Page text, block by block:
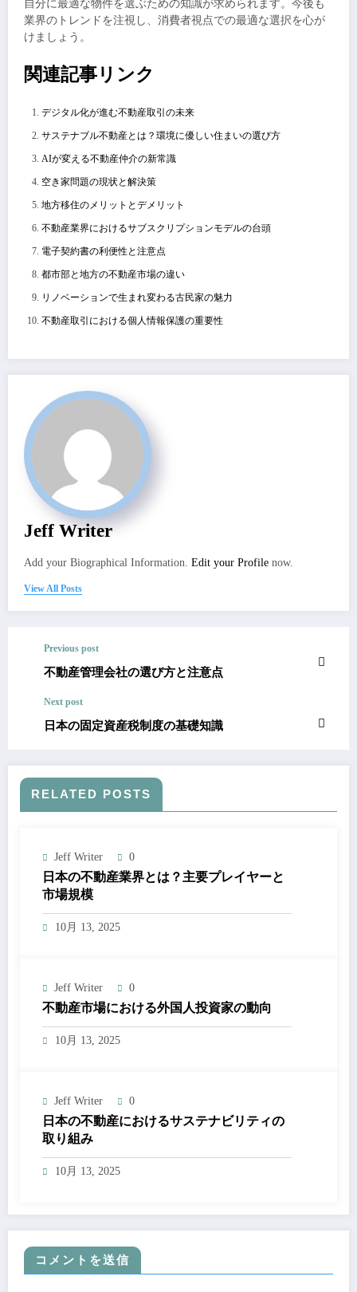
自分に最適な物件を選ぶための知識が求められます。今後も
業界のトレンドを注視し、消費者視点での最適な選択を心が
けましょう。
関連記事リンク
デジタル化が進む不動産取引の未来
サステナブル不動産とは？環境に優しい住まいの選び方
AIが変える不動産仲介の新常識
空き家問題の現状と解決策
地方移住のメリットとデメリット
不動産業界におけるサブスクリプションモデルの台頭
電子契約書の利便性と注意点
都市部と地方の不動産市場の違い
リノベーションで生まれ変わる古民家の魅力
不動産取引における個人情報保護の重要性
Jeff Writer
Add your Biographical Information. Edit your Profile now.
View All Posts
Previous post
不動産管理会社の選び方と注意点
Next post
日本の固定資産税制度の基礎知識
RELATED POSTS
Jeff Writer 0
日本の不動産業界とは？主要プレイヤーと
市場規模
10月 13, 2025
Jeff Writer 0
不動産市場における外国人投資家の動向
10月 13, 2025
Jeff Writer 0
日本の不動産におけるサステナビリティの
取り組み
10月 13, 2025
コメントを送信